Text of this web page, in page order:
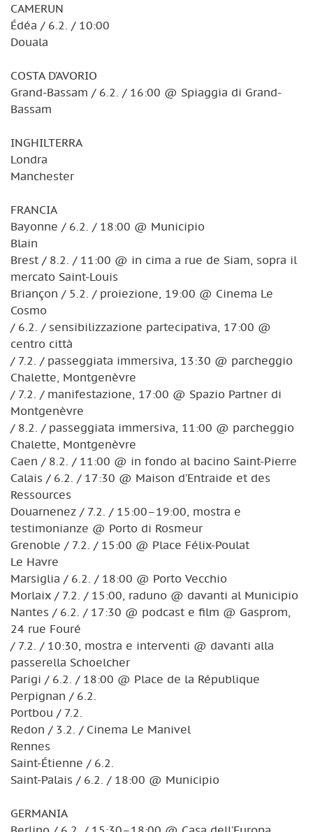
CAMERUN
Édéa / 6.2. / 10:00
Douala
COSTA D’AVORIO
Grand-Bassam / 6.2. / 16:00 @ Spiaggia di Grand-
Bassam
INGHILTERRA
Londra
Manchester
FRANCIA
Bayonne / 6.2. / 18:00 @ Municipio
Blain
Brest / 8.2. / 11:00 @ in cima a rue de Siam, sopra il
mercato Saint-Louis
Briançon / 5.2. / proiezione, 19:00 @ Cinema Le
Cosmo
/ 6.2. / sensibilizzazione partecipativa, 17:00 @
centro città
/ 7.2. / passeggiata immersiva, 13:30 @ parcheggio
Chalette, Montgenèvre
/ 7.2. / manifestazione, 17:00 @ Spazio Partner di
Montgenèvre
/ 8.2. / passeggiata immersiva, 11:00 @ parcheggio
Chalette, Montgenèvre
Caen / 8.2. / 11:00 @ in fondo al bacino Saint-Pierre
Calais / 6.2. / 17:30 @ Maison d’Entraide et des
Ressources
Douarnenez / 7.2. / 15:00–19:00, mostra e
testimonianze @ Porto di Rosmeur
Grenoble / 7.2. / 15:00 @ Place Félix-Poulat
Le Havre
Marsiglia / 6.2. / 18:00 @ Porto Vecchio
Morlaix / 7.2. / 15:00, raduno @ davanti al Municipio
Nantes / 6.2. / 17:30 @ podcast e film @ Gasprom,
24 rue Fouré
/ 7.2. / 10:30, mostra e interventi @ davanti alla
passerella Schoelcher
Parigi / 6.2. / 18:00 @ Place de la République
Perpignan / 6.2.
Portbou / 7.2.
Redon / 3.2. / Cinema Le Manivel
Rennes
Saint-Étienne / 6.2.
Saint-Palais / 6.2. / 18:00 @ Municipio
GERMANIA